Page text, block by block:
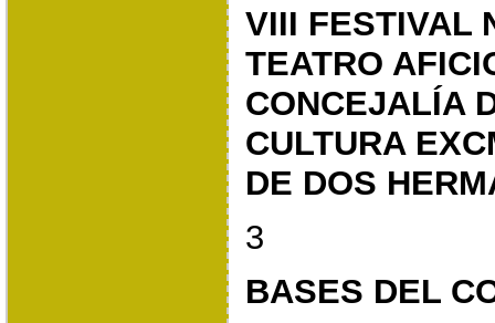
VIII FESTIVAL
TEATRO
CONCEJALÍA
CULTURA
DE DOS
3
BASES DEL